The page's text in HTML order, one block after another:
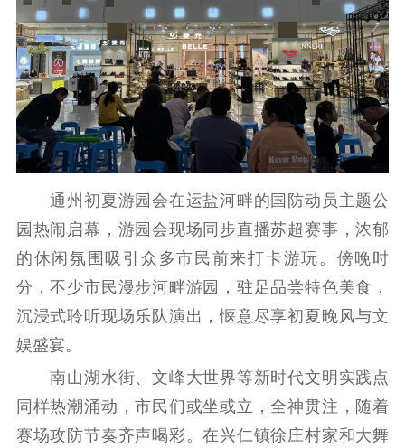
通州初夏游园会在运盐河畔的国防动员主题公
园热闹启幕，游园会现场同步直播苏超赛事，浓郁
的休闲氛围吸引众多市民前来打卡游玩。傍晚时
分，不少市民漫步河畔游园，驻足品尝特色美食，
沉浸式聆听现场乐队演出，惬意尽享初夏晚风与文
娱盛宴。
南山湖水街、文峰大世界等新时代文明实践点
同样热潮涌动，市民们或坐或立，全神贯注，随着
赛场攻防节奏齐声喝彩。在兴仁镇徐庄村家和大舞